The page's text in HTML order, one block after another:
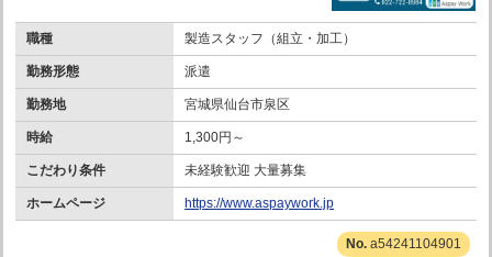
職種 製造スタッフ（組立・加工）
勤務形態 派遣
勤務地 宮城県仙台市泉区
時給 1,300円～
こだわり条件 未経験歓迎 大量募集
ホームページ https://www.aspaywork.jp
a54241104901